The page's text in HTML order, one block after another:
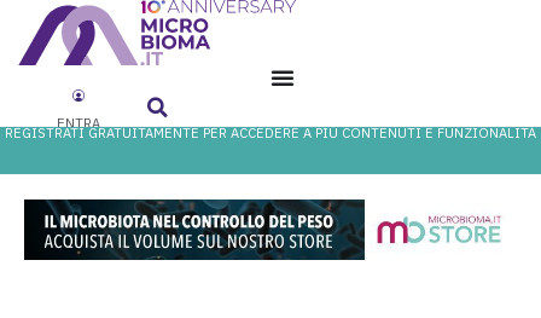
ENTRA
REGISTRATI GRATUITAMENTE PER ACCEDERE A PIÙ CONTENUTI E FUNZIONALITÀ